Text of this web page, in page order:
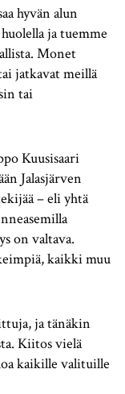
hyvän alun
ja tuemme
Monet
jatkavat meillä
tai
Kuusisaari
Jalasjärven
– eli yhtä
on valtava.
kaikki muu
ja tänäkin
Kiitos vielä
kaikille valituille